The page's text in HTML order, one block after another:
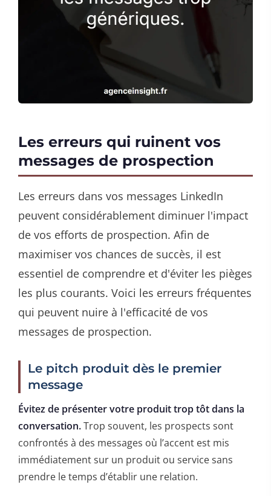
Les erreurs qui ruinent vos
messages de prospection
Les erreurs dans vos messages LinkedIn
peuvent considérablement diminuer l'impact
de vos efforts de prospection. Afin de
maximiser vos chances de succès, il est
essentiel de comprendre et d'éviter les pièges
les plus courants. Voici les erreurs fréquentes
qui peuvent nuire à l'efficacité de vos
messages de prospection.
Le pitch produit dès le premier
message
Évitez de présenter votre produit trop tôt dans la
conversation.Trop souvent, les prospects sont
confrontés à des messages où l’accent est mis
immédiatement sur un produit ou service sans
prendre le temps d’établir une relation.